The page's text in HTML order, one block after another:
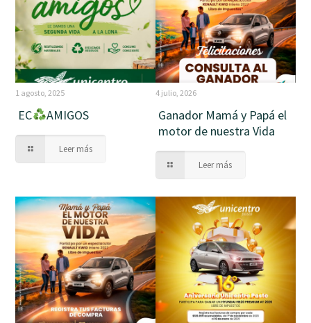
1 agosto, 2025
EC AMIGOS
Leer más
4 julio, 2026
Ganador Mamá y Papá el
motor de nuestra Vida
Leer más